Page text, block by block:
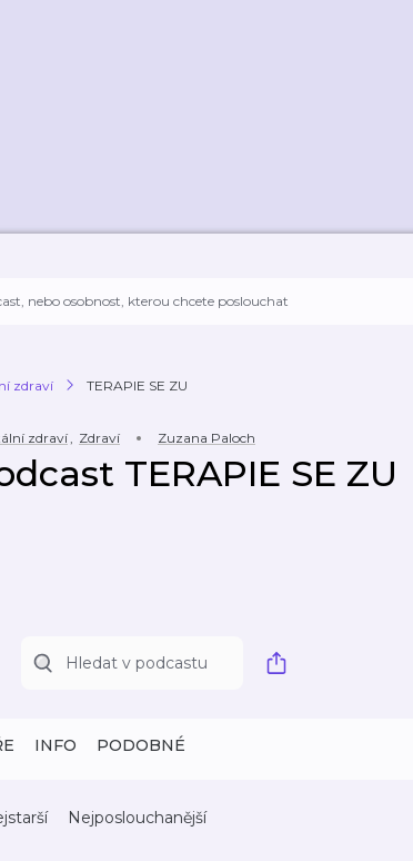
zdraví TERAPIE SE ZU
zdraví, Zdraví Zuzana Paloch
TERAPIE SE ZU
INFO PODOBNÉ
Nejposlouchanější